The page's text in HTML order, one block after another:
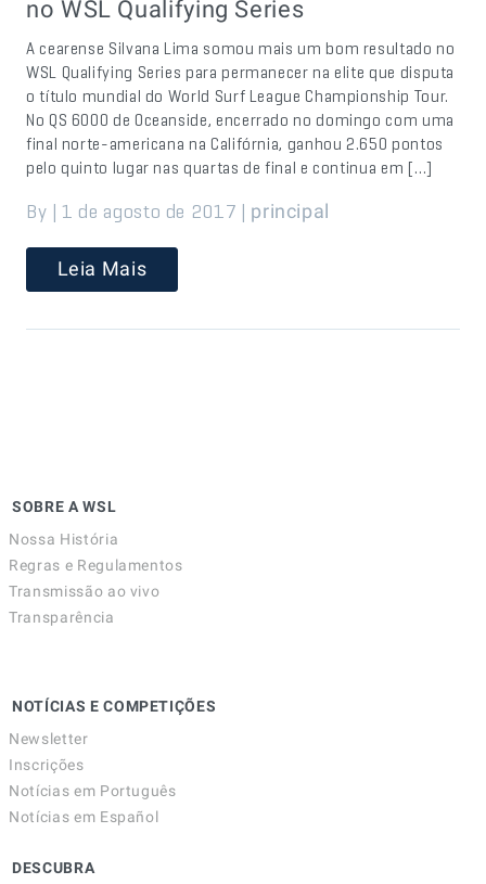
no WSL Qualifying Series
A cearense Silvana Lima somou mais um bom resultado no
WSL Qualifying Series para permanecer na elite que disputa
o título mundial do World Surf League Championship Tour.
No QS 6000 de Oceanside, encerrado no domingo com uma
final norte-americana na Califórnia, ganhou 2.650 pontos
pelo quinto lugar nas quartas de final e continua em […]
By | 1 de agosto de 2017 | principal
Leia Mais
SOBRE A WSL
Nossa História
Regras e Regulamentos
Transmissão ao vivo
Transparência
NOTÍCIAS E COMPETIÇÕES
Newsletter
Inscrições
Notícias em Português
Notícias em Español
DESCUBRA